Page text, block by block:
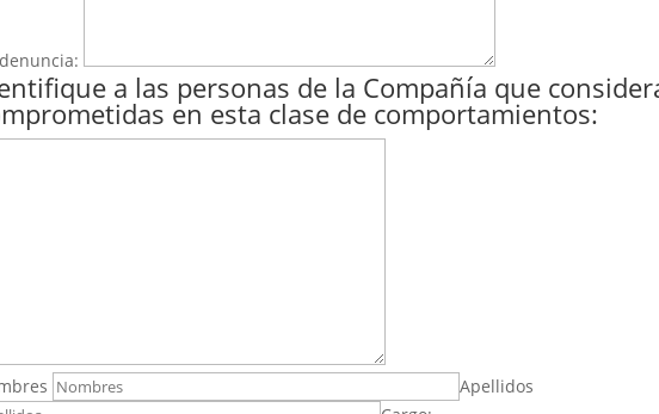
a las personas de la Compañía que
en esta clase de comportamientos:
Apellidos